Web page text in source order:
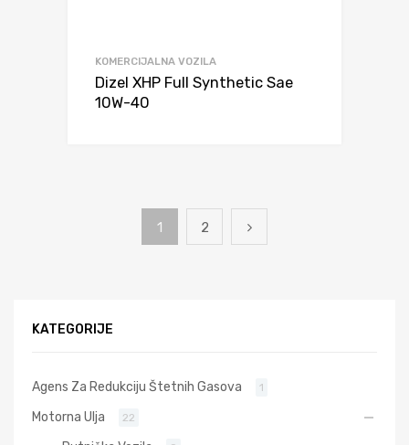
KOMERCIJALNA VOZILA
Dizel XHP Full Synthetic Sae
10W-40
1 2
KATEGORIJE
Agens Za Redukciju Štetnih Gasova 1
Motorna Ulja 22